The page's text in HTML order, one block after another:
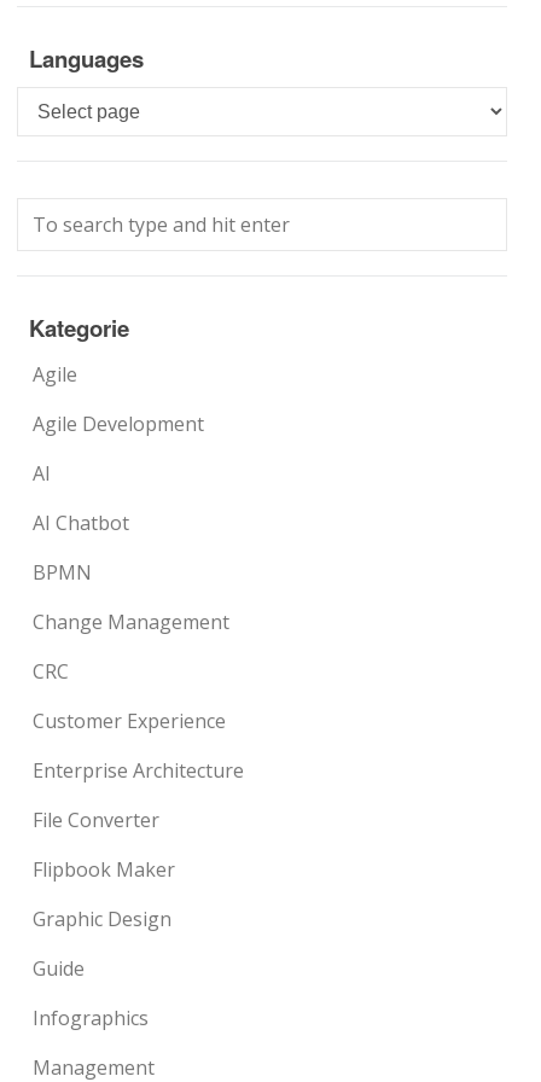
Languages
Languages
Kategorie
Agile
Agile Development
AI
AI Chatbot
BPMN
Change Management
CRC
Customer Experience
Enterprise Architecture
File Converter
Flipbook Maker
Graphic Design
Guide
Infographics
Management